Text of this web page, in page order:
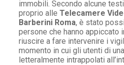
immobili. Secondo alcune
proprio alle Telecamere
Barberini Roma, è stato
persone che hanno appiccato
riuscire a fare intervenire i
momento in cui gli utenti di
letteralmente intrappolati